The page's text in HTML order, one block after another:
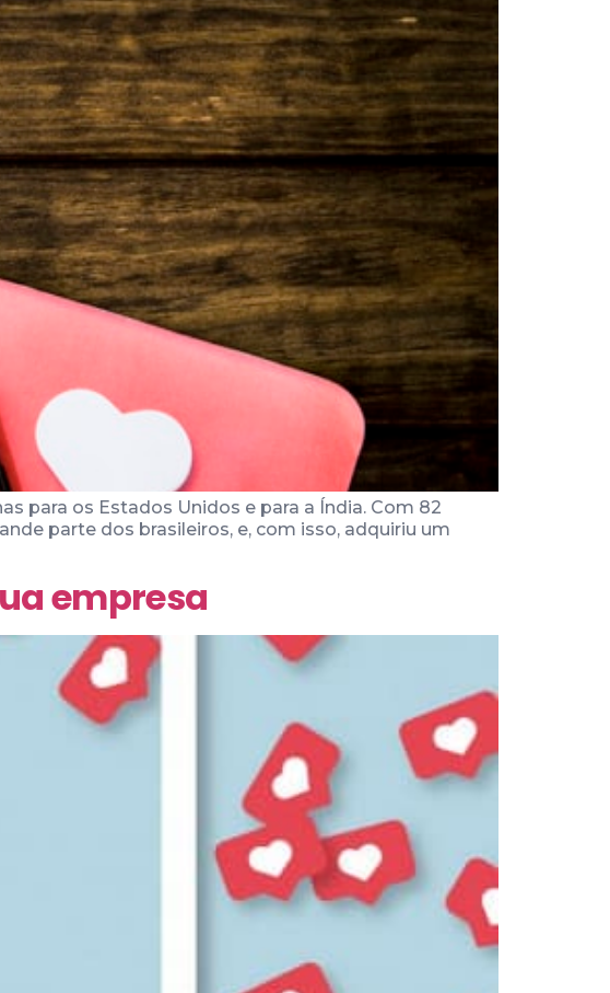
para os Estados Unidos e para a Índia. Com 82
parte dos brasileiros, e, com isso, adquiriu um
empresa